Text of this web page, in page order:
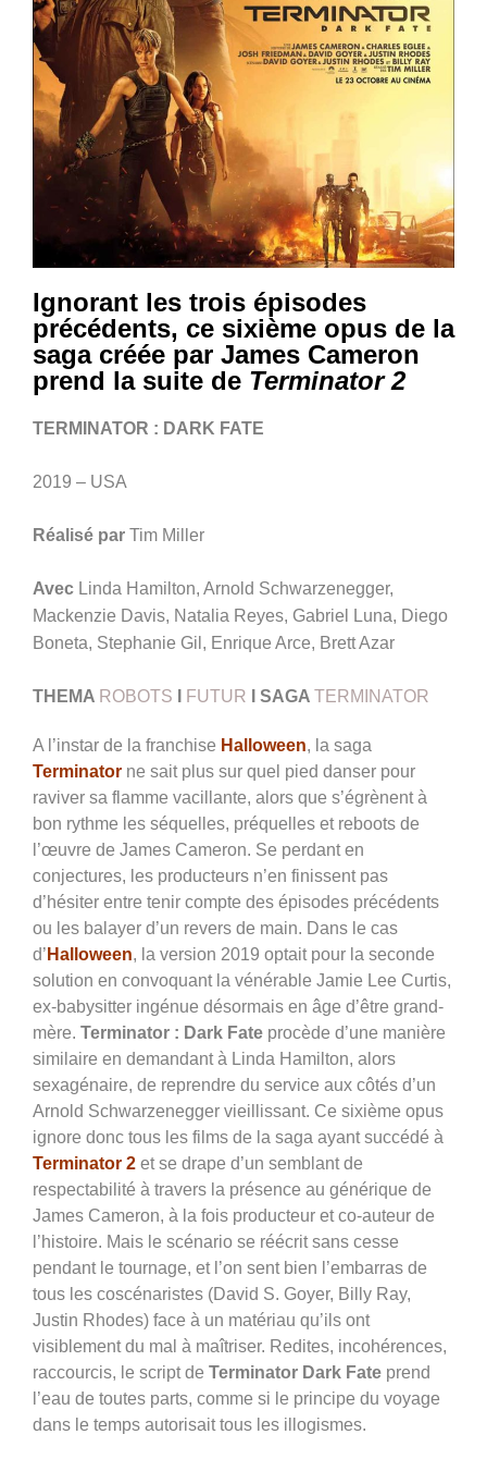
Ignorant les trois épisodes
précédents, ce sixième opus de la
saga créée par James Cameron
prend la suite de Terminator 2
TERMINATOR : DARK FATE
2019 – USA
Réalisé par Tim Miller
Avec Linda Hamilton, Arnold Schwarzenegger,
Mackenzie Davis, Natalia Reyes, Gabriel Luna, Diego
Boneta, Stephanie Gil, Enrique Arce, Brett Azar
THEMA ROBOTS FUTUR I SAGA TERMINATOR
A l’instar de la franchise Halloween, la saga
Terminator ne sait plus sur quel pied danser pour
raviver sa flamme vacillante, alors que s’égrènent à
bon rythme les séquelles, préquelles et reboots de
l’œuvre de James Cameron. Se perdant en
conjectures, les producteurs n’en finissent pas
d’hésiter entre tenir compte des épisodes précédents
ou les balayer d’un revers de main. Dans le cas
d’ Halloween, la version 2019 optait pour la seconde
solution en convoquant la vénérable Jamie Lee Curtis,
ex-babysitter ingénue désormais en âge d’être grand-
mère. Terminator : Dark Fate procède d’une manière
similaire en demandant à Linda Hamilton, alors
sexagénaire, de reprendre du service aux côtés d’un
Arnold Schwarzenegger vieillissant. Ce sixième opus
ignore donc tous les films de la saga ayant succédé à
Terminator 2 et se drape d’un semblant de
respectabilité à travers la présence au générique de
James Cameron, à la fois producteur et co-auteur de
l’histoire. Mais le scénario se réécrit sans cesse
pendant le tournage, et l’on sent bien l’embarras de
tous les coscénaristes (David S. Goyer, Billy Ray,
Justin Rhodes) face à un matériau qu’ils ont
visiblement du mal à maîtriser. Redites, incohérences,
raccourcis, le script de Terminator Dark Fate prend
l’eau de toutes parts, comme si le principe du voyage
dans le temps autorisait tous les illogismes.